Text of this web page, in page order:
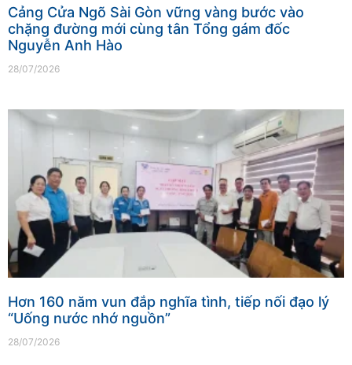
Cảng Cửa Ngõ Sài Gòn vững vàng bước vào
chặng đường mới cùng tân Tổng gám đốc
Nguyễn Anh Hào
28/07/2026
Hơn 160 năm vun đắp nghĩa tình, tiếp nối đạo lý
“Uống nước nhớ nguồn”
28/07/2026